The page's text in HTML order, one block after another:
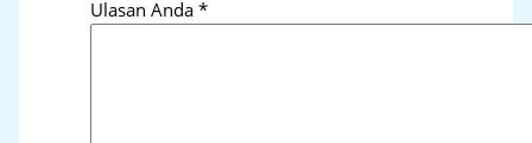
Ulasan Anda*